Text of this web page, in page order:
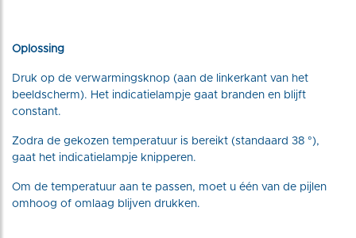
Oplossing
Druk op de verwarmingsknop (aan de linkerkant van het
beeldscherm). Het indicatielampje gaat branden en blijft
constant.
Zodra de gekozen temperatuur is bereikt (standaard 38 °),
gaat het indicatielampje knipperen.
Om de temperatuur aan te passen, moet u één van de pijlen
omhoog of omlaag blijven drukken.